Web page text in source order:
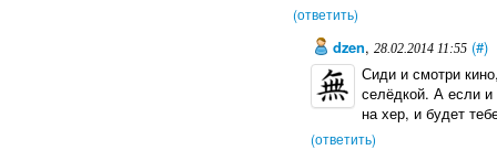
(ответить)
dzen, 28.02.2014 11:55 (#)
Сиди и смотри
селёдкой. А если
на хер, и будет
(ответить)